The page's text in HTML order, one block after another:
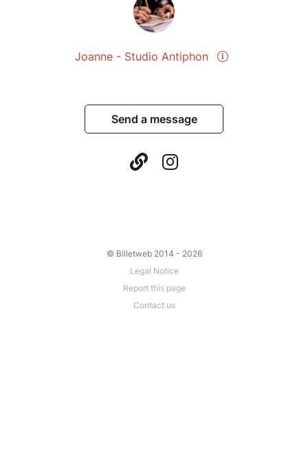
Joanne - Studio Antiphon
Send a message
© Billetweb 2014 - 2026
Legal Notice
Report this page
Contact us